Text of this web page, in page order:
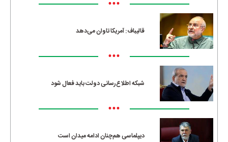
•••
قالیباف: آمریکا تاوان می‌دهد
•••
شبکه اطلاع‌رسانی دولت باید فعال شود
•••
دیپلماسی هم‌چنان ادامه میدان است